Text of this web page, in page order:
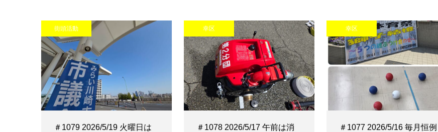
街頭活動
＃1079 2026/5/19 火曜日は
幸区
＃1078 2026/5/17 午前は消
幸区
＃1077 2026/5/16 毎月恒例